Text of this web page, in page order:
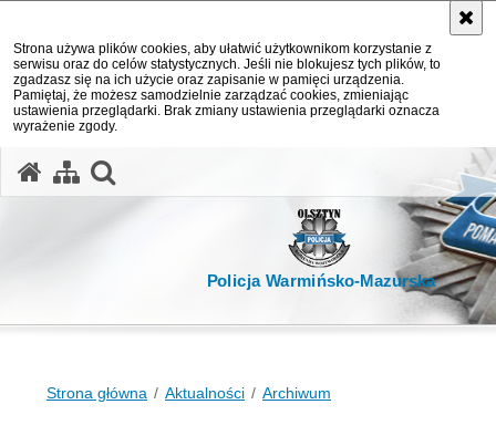
Strona używa plików cookies, aby ułatwić użytkownikom korzystanie z
serwisu oraz do celów statystycznych. Jeśli nie blokujesz tych plików, to
zgadzasz się na ich użycie oraz zapisanie w pamięci urządzenia.
Pamiętaj, że możesz samodzielnie zarządzać cookies, zmieniając
ustawienia przeglądarki. Brak zmiany ustawienia przeglądarki oznacza
wyrażenie zgody.
Policja Warmińsko-Mazurska
Strona główna Aktualności Archiwum